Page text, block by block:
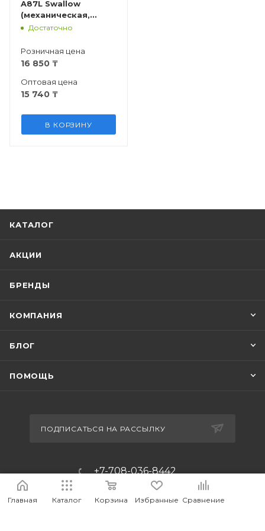
A87L Swallow
(механическая,
проводная, Ru/En)
Достаточно
Розничная цена
16 850 ₸
Оптовая цена
15 740 ₸
В КОРЗИНУ
КАТАЛОГ
АКЦИИ
БРЕНДЫ
КОМПАНИЯ
БЛОГ
ПОМОЩЬ
ПОДПИСАТЬСЯ НА РАССЫЛКУ
+7-708-036-8442
m_forwork@mail.ru
Главная Каталог Корзина Избранные Сравнение